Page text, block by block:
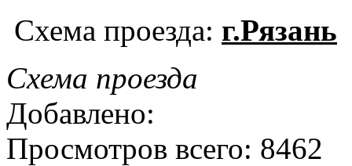
Схема проезда: г.Рязань
Схема проезда
Добавлено:
Просмотров всего: 8462